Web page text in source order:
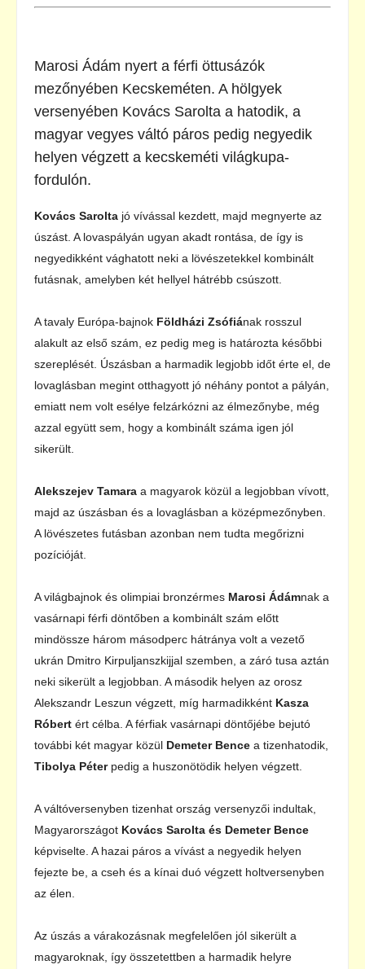
Marosi Ádám nyert a férfi öttusázók
mezőnyében Kecskeméten. A hölgyek
versenyében Kovács Sarolta a hatodik, a
magyar vegyes váltó páros pedig negyedik
helyen végzett a kecskeméti világkupa-
fordulón.
Kovács Sarolta jó vívással kezdett, majd megnyerte az
úszást. A lovaspályán ugyan akadt rontása, de így is
negyedikként vághatott neki a lövészetekkel kombinált
futásnak, amelyben két hellyel hátrébb csúszott.
A tavaly Európa-bajnok Földházi Zsófiának rosszul
alakult az első szám, ez pedig meg is határozta későbbi
szereplését. Úszásban a harmadik legjobb időt érte el, de
lovaglásban megint otthagyott jó néhány pontot a pályán,
emiatt nem volt esélye felzárkózni az élmezőnybe, még
azzal együtt sem, hogy a kombinált száma igen jól
sikerült.
Alekszejev Tamara a magyarok közül a legjobban vívott,
majd az úszásban és a lovaglásban a középmezőnyben.
A lövészetes futásban azonban nem tudta megőrizni
pozícióját.
A világbajnok és olimpiai bronzérmes Marosi Ádámnak a
vasárnapi férfi döntőben a kombinált szám előtt
mindössze három másodperc hátránya volt a vezető
ukrán Dmitro Kirpuljanszkijjal szemben, a záró tusa aztán
neki sikerült a legjobban. A második helyen az orosz
Alekszandr Leszun végzett, míg harmadikként Kasza
Róbert ért célba. A férfiak vasárnapi döntőjébe bejutó
további két magyar közül Demeter Bence a tizenhatodik,
Tibolya Péter pedig a huszonötödik helyen végzett.
A váltóversenyben tizenhat ország versenyzői indultak,
Magyarországot Kovács Sarolta és Demeter Bence
képviselte. A hazai páros a vívást a negyedik helyen
fejezte be, a cseh és a kínai duó végzett holtversenyben
az élen.
Az úszás a várakozásnak megfelelően jól sikerült a
magyaroknak, így összetettben a harmadik helyre